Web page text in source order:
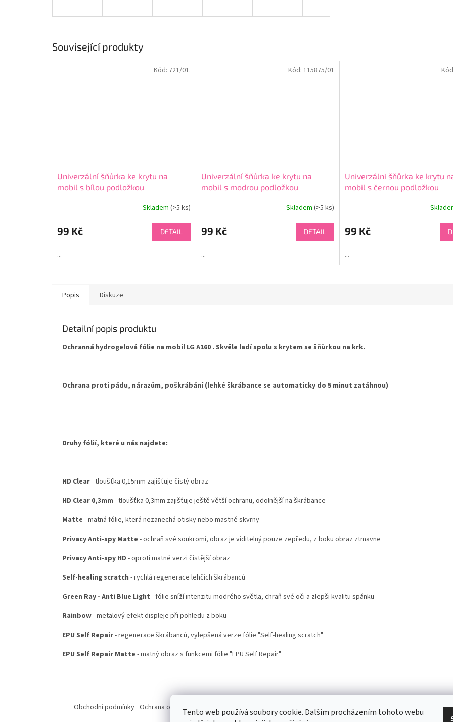
Tento web používá soubory cookie. Dalším procházením tohoto webu
Související produkty
Univerzální šňůrka ke krytu na
mobil s bílou podložkou
Skladem (>5 ks)
99 Kč DETAIL
...
Kód: 721/01.
Univerzální šňůrka ke krytu na
mobil s modrou podložkou
produktu
je
z
Skladem(>5 ks)
99 Kč DETAIL
...
Kód: 115875/01
Univerzální šňůrka ke krytu
mobil s černou podložkou
99 Kč
...
Popis Diskuze
Detailní popis produktu
Ochranná hydrogelová fólie na mobil LG A160 . Skvěle ladí spolu s krytem se šňůrkou na krk.
Ochrana proti pádu, nárazům, poškrábání (lehké škrábance se automaticky do 5 minut zatáhnou)
Druhy fólií, které u nás najdete:
HD Clear- tloušťka 0,15mm zajišťuje čistý obraz
HD Clear 0,3mm - tloušťka 0,3mm zajišťuje ještě větší ochranu, odolnější na škrábance
Matte - matná fólie, která nezanechá otisky nebo mastné skvrny
Privacy Anti-spy Matte - ochraň své soukromí, obraz je viditelný pouze zepředu, z boku obraz ztmavne
Privacy Anti-spy HD - oproti matné verzi čistější obraz
Self-healing scratch - rychlá regenerace lehčích škrábanců
Green Ray - Anti Blue Light - fólie sníží intenzitu modrého světla, chraň své oči a zlepši kvalitu spánku
Rainbow- metalový efekt displeje při pohledu z boku
EPU Self Repair- regenerace škrábanců, vylepšená verze fólie "Self-healing scratch"
EPU Self Repair Matte - matný obraz s funkcemi fólie "EPU Self Repair"
Obchodní podmínky Ochrana osobních údajů Odstoupení od smlouvy Doprava Kontakt Proč nosit mobil s krytem na